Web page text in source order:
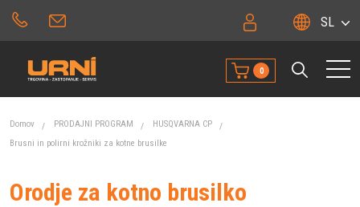
SL
0
Domov PRODAJNI PROGRAM
HUSQVARNA CP
Brusni in polirni krožniki za kotne brusilke
Orodje za kotno brusilko